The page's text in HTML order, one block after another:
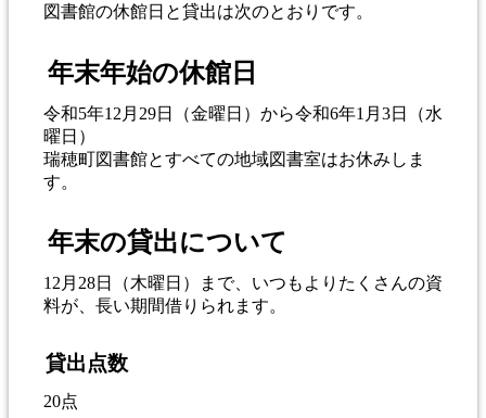
図書館の休館日と貸出は次のとおりです。
年末年始の休館日
令和5年12月29日（金曜日）から令和6年1月3日（水
曜日）
瑞穂町図書館とすべての地域図書室はお休みしま
す。
年末の貸出について
12月28日（木曜日）まで、いつもよりたくさんの資
料が、長い期間借りられます。
貸出点数
20点